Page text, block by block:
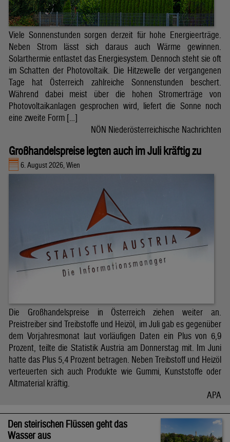
Viele Sonnenstunden sorgen derzeit für hohe Energieerträge.
Neben Strom lässt sich daraus auch Wärme gewinnen.
Solarthermie entlastet das Energiesystem. Dennoch steht sie oft
im Schatten der Photovoltaik. Die Hitzewelle der vergangenen
Tage hat Österreich zahlreiche Sonnenstunden beschert.
Während dabei meist über die hohen Stromerträge von
Photovoltaikanlagen gesprochen wird, liefert die Sonne noch
eine zweite Form […]
NÖN Niederösterreichische Nachrichten
Großhandelspreise legten auch im Juli kräftig zu
6. August 2026, Wien
Die Großhandelspreise in Österreich ziehen weiter an.
Preistreiber sind Treibstoffe und Heizöl, im Juli gab es gegenüber
dem Vorjahresmonat laut vorläufigen Daten ein Plus von 6,9
Prozent, teilte die Statistik Austria am Donnerstag mit. Im Juni
hatte das Plus 5,4 Prozent betragen. Neben Treibstoff und Heizöl
verteuerten sich auch Produkte wie Gummi, Kunststoffe oder
Altmaterial kräftig.
APA
Den steirischen Flüssen geht das
Wasser aus